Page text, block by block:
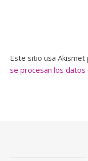
Este sitio usa Akismet
se procesan los